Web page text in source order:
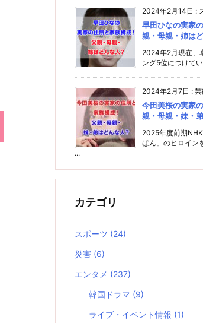
2024年2月14日 :
早田ひなの実家
親・母親・姉は
2024年2月現在、
ング5位につけて
2024年2月7日 :
今田美桜の実家
親・母親・妹・
2025年度前期
ぱん」のヒロイン
...
カテゴリ
スポーツ (24)
災害 (6)
エンタメ (237)
韓国ドラマ (9)
ライブ・イベント情報 (1)